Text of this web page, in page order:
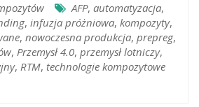
AFP, automatyzacja,
, infuzja próżniowa, kompozyty,
, nowoczesna produkcja, prepreg,
, Przemysł 4.0, przemysł lotniczy,
, RTM, technologie kompozytowe